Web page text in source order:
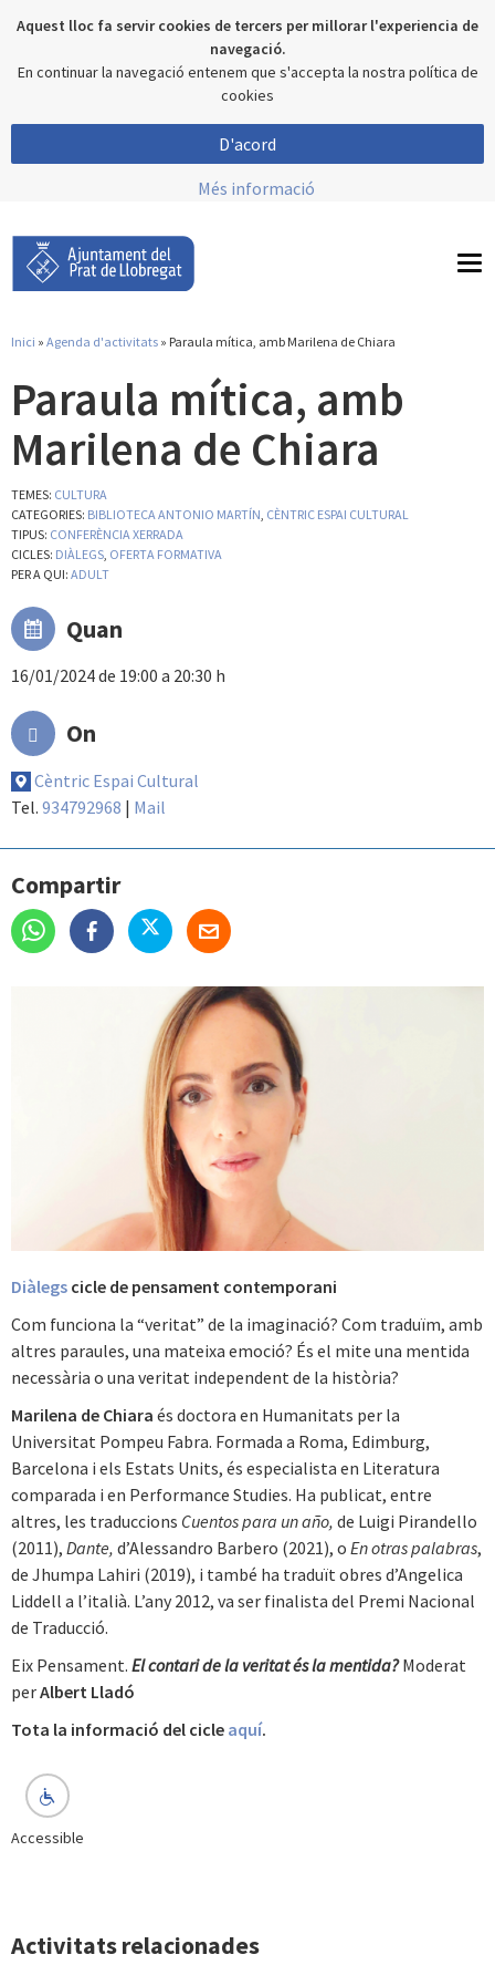
Aquest lloc fa servir cookies de tercers per millorar l'experiencia de
navegació.
En continuar la navegació entenem que s'accepta la nostra política de
cookies
D'acord
Més informació
Inici » Agenda d'activitats » Paraula mítica, amb Marilena de Chiara
Paraula mítica, amb
Marilena de Chiara
TEMES: CULTURA
CATEGORIES: BIBLIOTECA ANTONIO MARTÍN, CÈNTRIC ESPAI CULTURAL
TIPUS: CONFERÈNCIA XERRADA
CICLES: DIÀLEGS, OFERTA FORMATIVA
PER A QUI: ADULT
Quan
16/01/2024 de 19:00 a 20:30 h
On
Cèntric Espai Cultural
Tel. 934792968 | Mail
Compartir
Diàlegs cicle de pensament contemporani
Com funciona la “veritat” de la imaginació? Com traduïm, amb
altres paraules, una mateixa emoció? És el mite una mentida
necessària o una veritat independent de la història?
Marilena de Chiara és doctora en Humanitats per la
Universitat Pompeu Fabra. Formada a Roma, Edimburg,
Barcelona i els Estats Units, és especialista en Literatura
comparada i en Performance Studies. Ha publicat, entre
altres, les traduccions Cuentos para un año, de Luigi Pirandello
(2011), Dante, d’Alessandro Barbero (2021), o En otras palabras,
de Jhumpa Lahiri (2019), i també ha traduït obres d’Angelica
Liddell a l’italià. L’any 2012, va ser finalista del Premi Nacional
de Traducció.
Eix Pensament. El contari de la veritat és la mentida?Moderat
perAlbert Lladó
Tota la informació del cicle aquí.
Accessible
Activitats relacionades